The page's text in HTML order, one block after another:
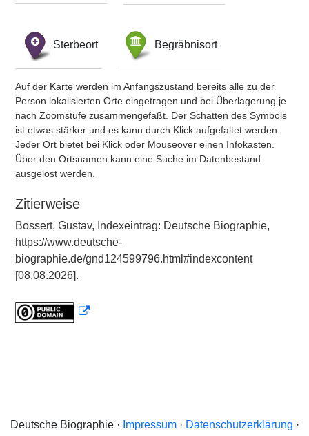
Sterbeort Begräbnisort
Auf der Karte werden im Anfangszustand bereits alle zu der
Person lokalisierten Orte eingetragen und bei Überlagerung je
nach Zoomstufe zusammengefaßt. Der Schatten des Symbols
ist etwas stärker und es kann durch Klick aufgefaltet werden.
Jeder Ort bietet bei Klick oder Mouseover einen Infokasten.
Über den Ortsnamen kann eine Suche im Datenbestand
ausgelöst werden.
Zitierweise
Bossert, Gustav, Indexeintrag: Deutsche Biographie,
https://www.deutsche-
biographie.de/gnd124599796.html#indexcontent
[08.08.2026].
Deutsche Biographie · Impressum· Datenschutzerklärung ·